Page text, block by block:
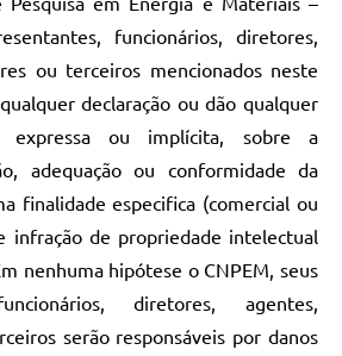
funcionários, diretores,
ou terceiros mencionados neste
declaração ou dão qualquer
ou implícita, sobre a
adequação ou conformidade da
finalidade especifica (comercial ou
infração de propriedade intelectual
nenhuma hipótese o CNPEM, seus
diretores, agentes,
serão responsáveis por danos